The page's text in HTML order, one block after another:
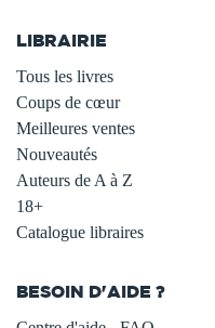
LIBRAIRIE
Tous les livres
Coups de cœur
Meilleures ventes
Nouveautés
Auteurs de A à Z
18+
Catalogue libraires
BESOIN D'AIDE ?